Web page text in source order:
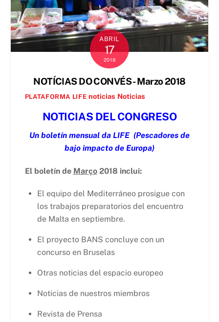
ABRIL
17
2018
NOTÍCIAS DO CONVÉS - Marzo 2018
PLATAFORMA LIFE noticias Noticias
NOTICIAS DEL CONGRESO
Un boletín mensual da LIFE (Pescadores de
bajo impacto de Europa)
El boletín de Março2018 inclui:
El equipo del Mediterráneo prosigue con
los trabajos preparatorios del encuentro
de Malta en septiembre.
El proyecto BANS concluye con un
concurso en Bruselas
Otras noticias del espacio europeo
Noticias de nuestros miembros
Revista de Prensa